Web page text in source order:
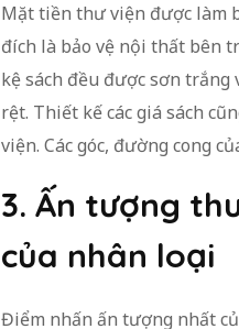
Mặt tiền thư viện được làm
đích là bảo vệ nội thất bên
kệ sách đều được sơn
rệt. Thiết kế các giá sách
viện. Các góc, đường cong
3. Ấn tượng
của nhân loại
Điểm nhấn ấn tượng nhất